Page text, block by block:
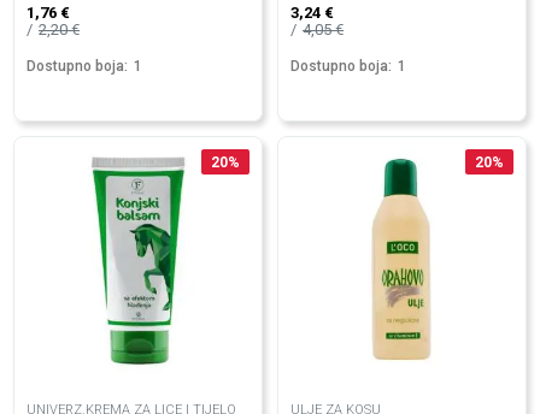
1,76 €
2,20€
Dostupno boja: 1
3,24 €
4,05€
Dostupno boja: 1
20%
UNIVERZ.KREMA ZA LICE I TIJELO
20%
ULJE ZA KOSU